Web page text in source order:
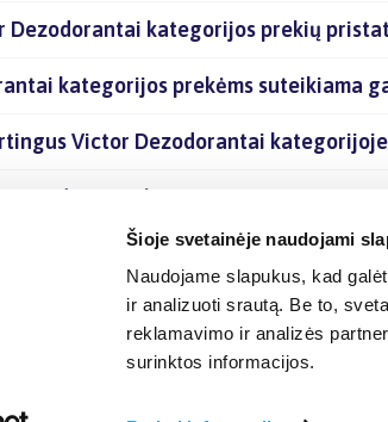
Šioje svetainėje naudojami
Naudojame slapukus, kad
ir analizuoti srautą. Be to,
reklamavimo ir analizės
surinktos informacijos.
Dezodorantai kategorijos prekių
kategorijos prekėms suteikiama
Victor Dezodorantai kategorijoje
Dezodorantai kategorijoje esančias